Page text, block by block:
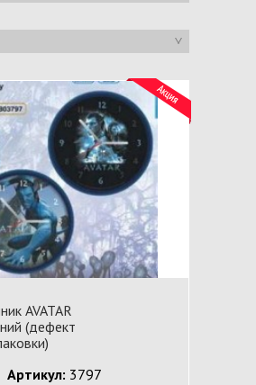
AVATAR
(дефект
Артикул: 3797